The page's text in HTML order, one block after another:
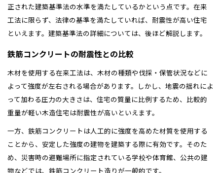
正された建築基準法の水準を満たしているかという点です。在来
工法に限らず、法律の基準を満たしていれば、耐震性が高い住宅
といえます。建築基準法の詳細については、後ほど解説します。
鉄筋コンクリートの耐震性との比較
木材を使用する在来工法は、木材の種類や伐採・保管状況などに
よって強度が左右される場合があります。しかし、地震の揺れによ
って加わる圧力の大きさは、住宅の質量に比例するため、比較的
重量が軽い木造住宅は耐震性が高いといえます。
一方、鉄筋コンクリートは人工的に強度を高めた材質を使用する
ことから、安定した強度の建物を建築する際に有効です。そのた
め、災害時の避難場所に指定されている学校や体育館、公共の建
物などでは、鉄筋コンクリート造りが一般的です。